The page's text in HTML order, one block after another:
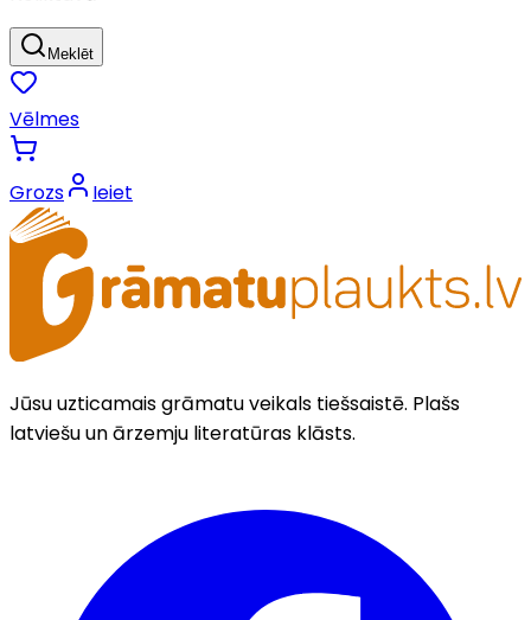
Meklēt
Vēlmes
Grozs Ieiet
Jūsu uzticamais grāmatu veikals tiešsaistē. Plašs
latviešu un ārzemju literatūras klāsts.